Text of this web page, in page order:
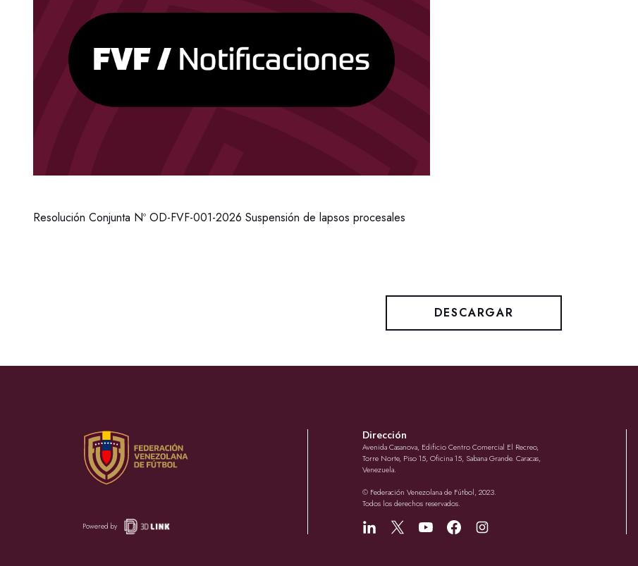
Resolución Conjunta Nº OD-FVF-001-2026 Suspensión de lapsos procesales
DESCARGAR
Powered by
Dirección
Avenida Casanova, Edificio Centro Comercial El Recreo,
Torre Norte, Piso 15, Oficina 15, Sabana Grande. Caracas,
Venezuela.
© Federación Venezolana de Fútbol, 2023.
Todos los derechos reservados.